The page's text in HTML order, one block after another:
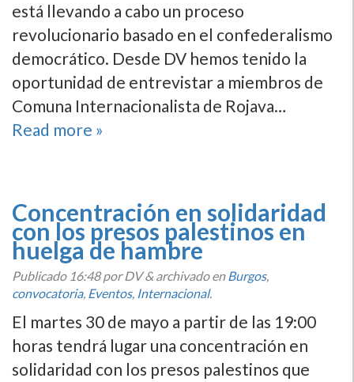
está llevando a cabo un proceso
revolucionario basado en el confederalismo
democrático. Desde DV hemos tenido la
oportunidad de entrevistar a miembros de
Comuna Internacionalista de Rojava…
Read more »
Concentración en solidaridad
con los presos palestinos en
huelga de hambre
Publicado 16:48por DV&archivado enBurgos,
convocatoria, Eventos, Internacional.
El martes 30 de mayo a partir de las 19:00
horas tendrá lugar una concentración en
solidaridad con los presos palestinos que